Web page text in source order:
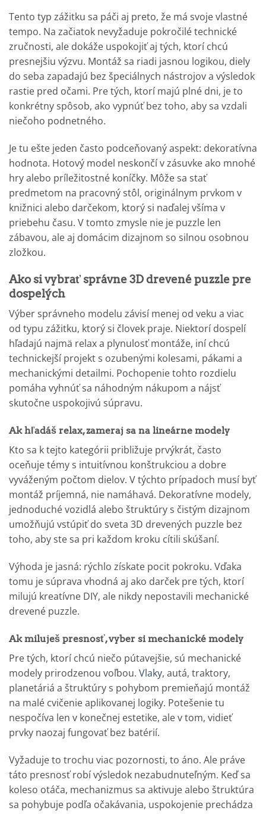
Tento typ zážitku sa páči aj preto, že má svoje vlastné
tempo. Na začiatok nevyžaduje pokročilé technické
zručnosti, ale dokáže uspokojiť aj tých, ktorí chcú
presnejšiu výzvu. Montáž sa riadi jasnou logikou, diely
do seba zapadajú bez špeciálnych nástrojov a výsledok
rastie pred očami. Pre tých, ktorí majú plné dni, je to
konkrétny spôsob, ako vypnúť bez toho, aby sa vzdali
niečoho podnetného.
Je tu ešte jeden často podceňovaný aspekt: dekoratívna
hodnota. Hotový model neskončí v zásuvke ako mnohé
hry alebo príležitostné koníčky. Môže sa stať
predmetom na pracovný stôl, originálnym prvkom v
knižnici alebo darčekom, ktorý si naďalej všíma v
priebehu času. V tomto zmysle nie je puzzle len
zábavou, ale aj domácim dizajnom so silnou osobnou
zložkou.
Ako si vybrať správne 3D drevené puzzle pre
dospelých
Výber správneho modelu závisí menej od veku a viac
od typu zážitku, ktorý si človek praje. Niektorí dospelí
hľadajú najmä relax a plynulosť montáže, iní chcú
technickejší projekt s ozubenými kolesami, pákami a
mechanickými detailmi. Pochopenie tohto rozdielu
pomáha vyhnúť sa náhodným nákupom a nájsť
skutočne uspokojivú súpravu.
Ak hľadáš relax, zameraj sa na lineárne modely
Kto sa k tejto kategórii približuje prvýkrát, často
oceňuje témy s intuitívnou konštrukciou a dobre
vyváženým počtom dielov. V týchto prípadoch musí byť
montáž príjemná, nie namáhavá. Dekoratívne modely,
jednoduché vozidlá alebo štruktúry s čistým dizajnom
umožňujú vstúpiť do sveta 3D drevených puzzle bez
toho, aby ste sa pri každom kroku cítili skúšaní.
Výhoda je jasná: rýchlo získate pocit pokroku. Vďaka
tomu je súprava vhodná aj ako darček pre tých, ktorí
milujú kreatívne DIY, ale nikdy nepostavili mechanické
drevené puzzle.
Ak miluješ presnosť, vyber si mechanické modely
Pre tých, ktorí chcú niečo pútavejšie, sú mechanické
modely prirodzenou voľbou. Vlaky, autá, traktory,
planetáriá a štruktúry s pohybom premieňajú montáž
na malé cvičenie aplikovanej logiky. Potešenie tu
nespočíva len v konečnej estetike, ale v tom, vidieť
prvky naozaj fungovať bez batérií.
Vyžaduje to trochu viac pozornosti, to áno. Ale práve
táto presnosť robí výsledok nezabudnuteľným. Keď sa
koleso otáča, mechanizmus sa aktivuje alebo štruktúra
sa pohybuje podľa očakávania, uspokojenie prechádza